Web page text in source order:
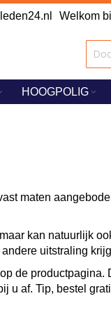
Welkom
HOOGPOLIG
maten
kan natuurlijk
uitstraling
de
u af. Tip, bestel